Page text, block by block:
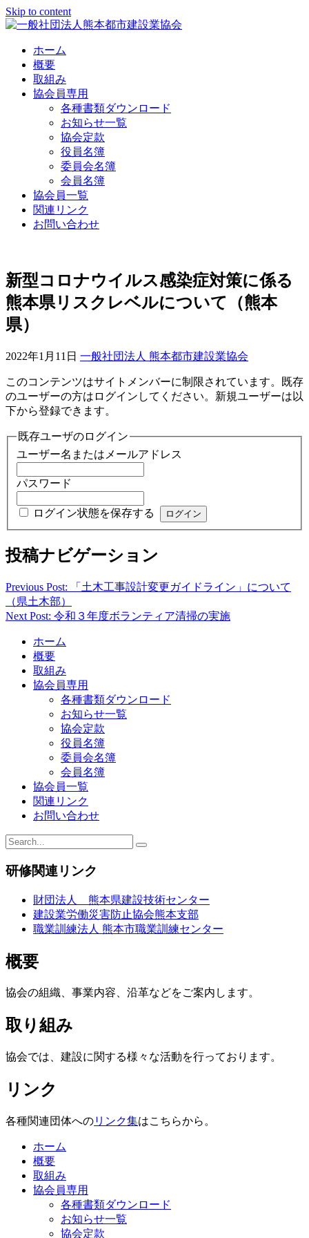
Skip to content
ホーム
概要
取組み
協会員専用
各種書類ダウンロード
お知らせ一覧
協会定款
役員名簿
委員会名簿
会員名簿
協会員一覧
関連リンク
お問い合わせ
新型コロナウイルス感染症対策に係る
熊本県リスクレベルについて（熊本
県）
2022年1月11日 一般社団法人 熊本都市建設業協会
このコンテンツはサイトメンバーに制限されています。既存
のユーザーの方はログインしてください。新規ユーザーは以
下から登録できます。
既存ユーザのログイン
ユーザー名またはメールアドレス
パスワード
ログイン状態を保存する
投稿ナビゲーション
Previous Post: 「土木工事設計変更ガイドライン」について
（県土木部）
Next Post: 令和３年度ボランティア清掃の実施
ホーム
概要
取組み
協会員専用
各種書類ダウンロード
お知らせ一覧
協会定款
役員名簿
委員会名簿
会員名簿
協会員一覧
関連リンク
お問い合わせ
研修関連リンク
財団法人 熊本県建設技術センター
建設業労働災害防止協会熊本支部
職業訓練法人 熊本市職業訓練センター
概要
協会の組織、事業内容、沿革などをご案内します。
取り組み
協会では、建設に関する様々な活動を行っております。
リンク
各種関連団体へのリンク集はこちらから。
ホーム
概要
取組み
協会員専用
各種書類ダウンロード
お知らせ一覧
協会定款